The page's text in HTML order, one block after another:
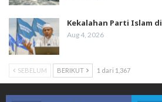
Kekalahan Parti Islam
Aug 4, 2026
SEBELUM BERIKUT 1 dari 1,367